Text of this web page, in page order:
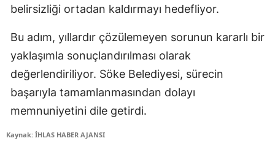
belirsizliği ortadan kaldırmayı hedefliyor.
Bu adım, yıllardır çözülemeyen sorunun kararlı bir
yaklaşımla sonuçlandırılması olarak
değerlendiriliyor. Söke Belediyesi, sürecin
başarıyla tamamlanmasından dolayı
memnuniyetini dile getirdi.
Kaynak: İHLAS HABER AJANSI